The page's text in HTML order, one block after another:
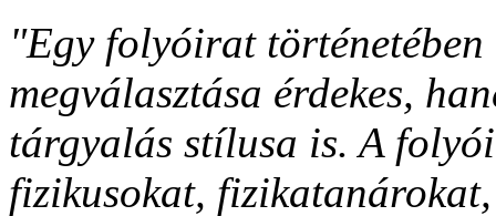
"Egy folyóirat
megválasztása érdekes,
tárgyalás stílusa is. A
fizikusokat,